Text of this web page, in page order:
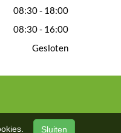
08:30 - 18:00
08:30 - 16:00
Gesloten
Sluiten